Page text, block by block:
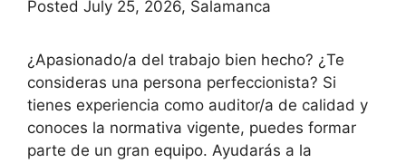
Posted July 25, 2026, Salamanca
¿Apasionado/a del trabajo bien hecho? ¿Te
consideras una persona perfeccionista? Si
tienes experiencia como auditor/a de calidad y
conoces la normativa vigente, puedes formar
parte de un gran equipo. Ayudarás a la